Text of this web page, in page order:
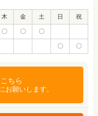
木 金 土 日 祝
〇 〇 〇
〇 〇
ちら
願いします。